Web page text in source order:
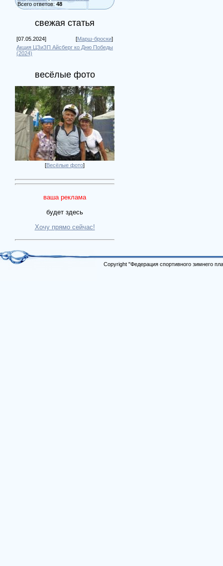
Всего ответов: 48
свежая статья
[07.05.2024] [Марш-броски]
Акция ЦЗиЗП Айсберг ко Дню Победы
(2024)
весёлые фото
[Весёлые фото]
ваша реклама
будет здесь
Хочу прямо сейчас!
Copyright "Федерация спортивного зимнего